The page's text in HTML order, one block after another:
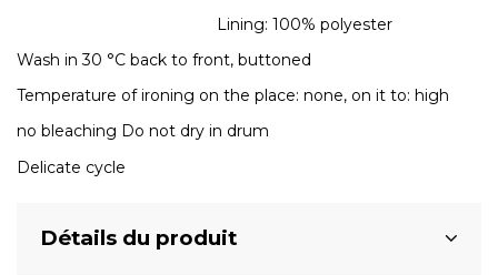
Lining: 100% polyester
Wash in 30 °C back to front, buttoned
Temperature of ironing on the place: none, on it to: high
no bleaching Do not dry in drum
Delicate cycle
Détails du produit